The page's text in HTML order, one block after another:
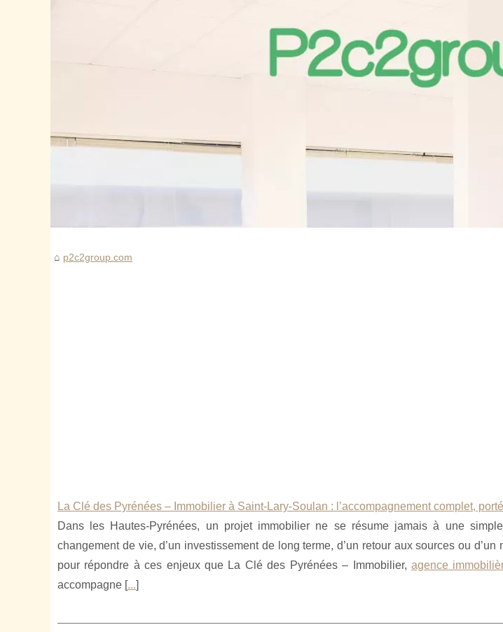
p2c2group.com
La Clé des Pyrénées – Immobilier à Saint-Lary-Soulan : l’accompagnement complet,
Dans les Hautes-Pyrénées, un projet immobilier ne se résume jamais à une
changement de vie, d’un investissement de long terme, d’un retour aux sources ou d’un
pour répondre à ces enjeux que La Clé des Pyrénées – Immobilier, agence
accompagne [...]